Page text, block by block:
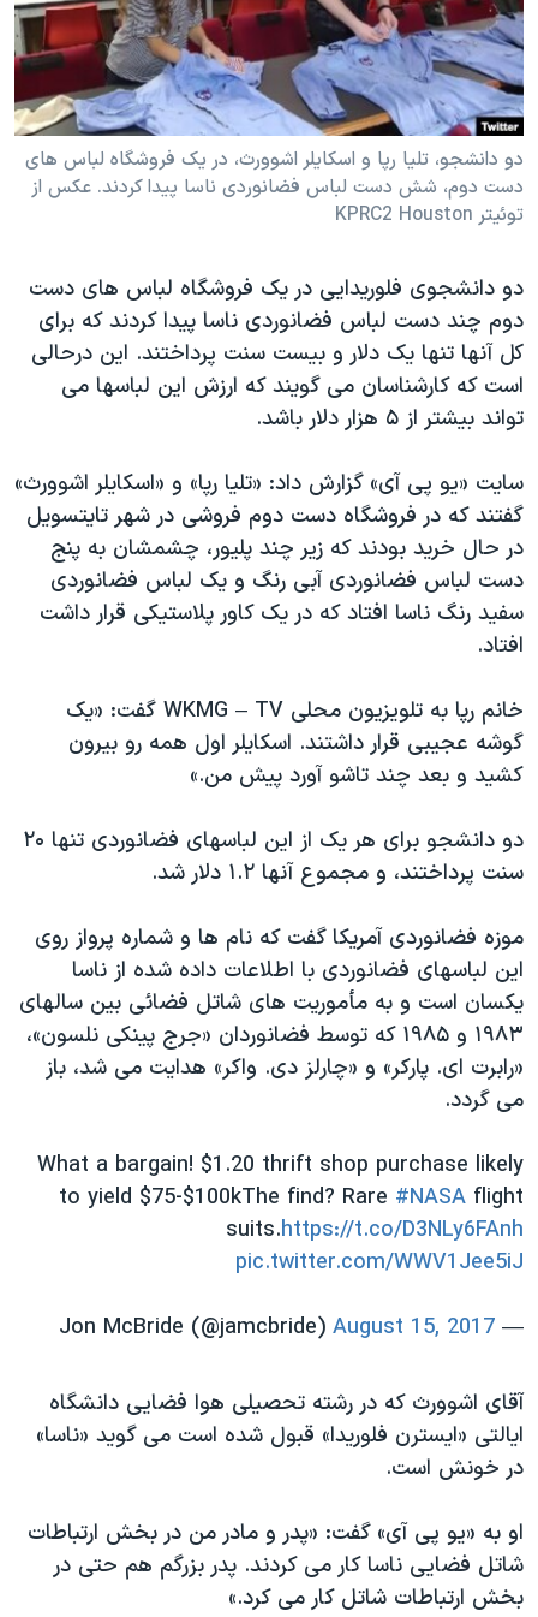
فرهنگ و زندگی
حقوق شهروندی
اقتصادی
علم و فناوری
اسرائیل در جنگ
آرشیو پخش زنده
مستندها
انتخابات ریاست جمهوری آمریکا ۲۰۲۴
حمله جمهوری اسلامی به اسرائیل
رمز مهسا
ورزش زنان در ایران
مجموعه مستندهای دادخواهی
تریبونال مردمی آبان ۹۸
دادگاه حمید نوری
چهل سال گروگان‌گیری
اعتراضات مردمی آبان ۹۸
اسرائیل در جنگ
نرگس محمدی برنده جایزه نوبل صلح
همایش محافظه‌کاران آمریکا «سی‌پک»
سفر پرزیدنت ترامپ به چین
دنبال کنید
زبانهای مختلف
دو دانشجو، تلیا رپا و اسکایلر اشوورث، در یک فروشگاه لباس های
دست دوم، شش دست لباس فضانوردی ناسا پیدا کردند. عکس از
توئیتر KPRC2 Houston
دو دانشجوی فلوریدایی در یک فروشگاه لباس های دست
دوم چند دست لباس فضانوردی ناسا پیدا کردند که برای
کل آنها تنها یک دلار و بیست سنت پرداختند. این درحالی
است که کارشناسان می گویند که ارزش این لباسها می
تواند بیشتر از ۵ هزار دلار باشد.
سایت «یو پی آی» گزارش داد: «تلیا رپا» و «اسکایلر اشوورث»
گفتند که در فروشگاه دست دوم فروشی در شهر تایتسویل
در حال خرید بودند که زیر چند پلیور، چشمشان به پنج
دست لباس فضانوردی آبی رنگ و یک لباس فضانوردی
سفید رنگ ناسا افتاد که در یک کاور پلاستیکی قرار داشت
افتاد.
خانم رپا به تلویزیون محلی WKMG – TV گفت: «یک
گوشه عجیبی قرار داشتند. اسکایلر اول همه رو بیرون
کشید و بعد چند تاشو آورد پیش من.»
دو دانشجو برای هر یک از این لباسهای فضانوردی تنها ۲۰
سنت پرداختند، و مجموع آنها ۱.۲ دلار شد.
موزه فضانوردی آمریکا گفت که نام ها و شماره پرواز روی
این لباسهای فضانوردی با اطلاعات داده شده از ناسا
یکسان است و به مأموریت های شاتل فضائی بین سالهای
۱۹۸۳ و ۱۹۸۵ که توسط فضانوردان «جرج پینکی نلسون»،
«رابرت ای. پارکر» و «چارلز دی. واکر» هدایت می شد، باز
می گردد.
What a bargain! $1.20 thrift shop purchase likely
to yield $75-$100kThe find? Rare #NASA flight
suits.https://t.co/D3NLy6FAnh
pic.twitter.com/WWV1Jee5iJ
— Jon McBride (@jamcbride)
August 15, 2017
آقای اشوورث که در رشته تحصیلی هوا فضایی دانشگاه
ایالتی «ایسترن فلوریدا» قبول شده است می گوید «ناسا»
در خونش است.
او به «یو پی آی» گفت: «پدر و مادر من در بخش ارتباطات
شاتل فضایی ناسا کار می کردند. پدر بزرگم هم حتی در
بخش ارتباطات شاتل کار می کرد.»